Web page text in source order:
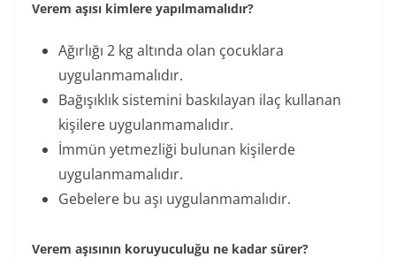
Verem aşısı kimlere yapılmamalıdır?
Ağırlığı 2 kg altında olan çocuklara
uygulanmamalıdır.
Bağışıklık sistemini baskılayan ilaç kullanan
kişilere uygulanmamalıdır.
İmmün yetmezliği bulunan kişilerde
uygulanmamalıdır.
Gebelere bu aşı uygulanmamalıdır.
Verem aşısının koruyuculuğu ne kadar sürer?